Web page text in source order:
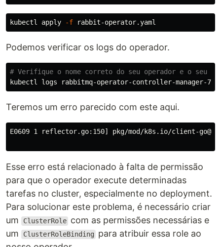
kubectl apply -f
Podemos verificar os logs do operador.
# Verifique o nome correto do seu operador e o seu
kubectl logs rabbitmq-operator-controller-manager-
Teremos um erro parecido com este aqui.
E0609 1 reflector.go:150] pkg/mod/k8s.io/client-
Esse erro está relacionado à falta de permissão
para que o operador execute determinadas
tarefas no cluster, especialmente no deployment.
Para solucionar este problema, é necessário criar
um
ClusterRole com as permissões necessárias e
um
ClusterRoleBinding
para atribuir essa role ao